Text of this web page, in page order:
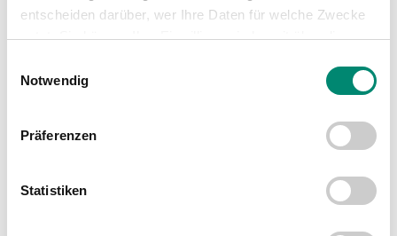
entscheiden darüber, wer Ihre Daten für welche Zwecke
nutzt. Sie können Ihre Einwilligung jederzeit über die
Trigger Symbol ändern oder widerrufen
Erfahren Sie mehr darüber, wie Ihre persönlichen Daten
verarbeitet werden, und legen Sie Ihre Präferenzen im
Wir verwenden Cookies, um Inhalte und Anzeigen zu
Notwendig
Präferenzen
Statistiken